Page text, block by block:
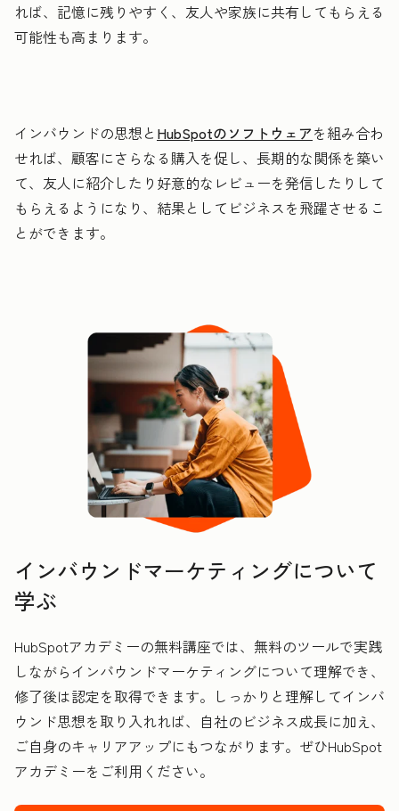
れば、記憶に残りやすく、友人や家族に共有してもらえる
可能性も高まります。
インバウンドの思想と HubSpotのソフトウェアを組み合わ
せれば、顧客にさらなる購入を促し、長期的な関係を築い
て、友人に紹介したり好意的なレビューを発信したりして
もらえるようになり、結果としてビジネスを飛躍させるこ
とができます。
インバウンドマーケティングについて
学ぶ
HubSpotアカデミーの無料講座では、無料のツールで実践
しながらインバウンドマーケティングについて理解でき、
修了後は認定を取得できます。しっかりと理解してインバ
ウンド思想を取り入れれば、自社のビジネス成長に加え、
ご自身のキャリアアップにもつながります。ぜひHubSpot
アカデミーをご利用ください。